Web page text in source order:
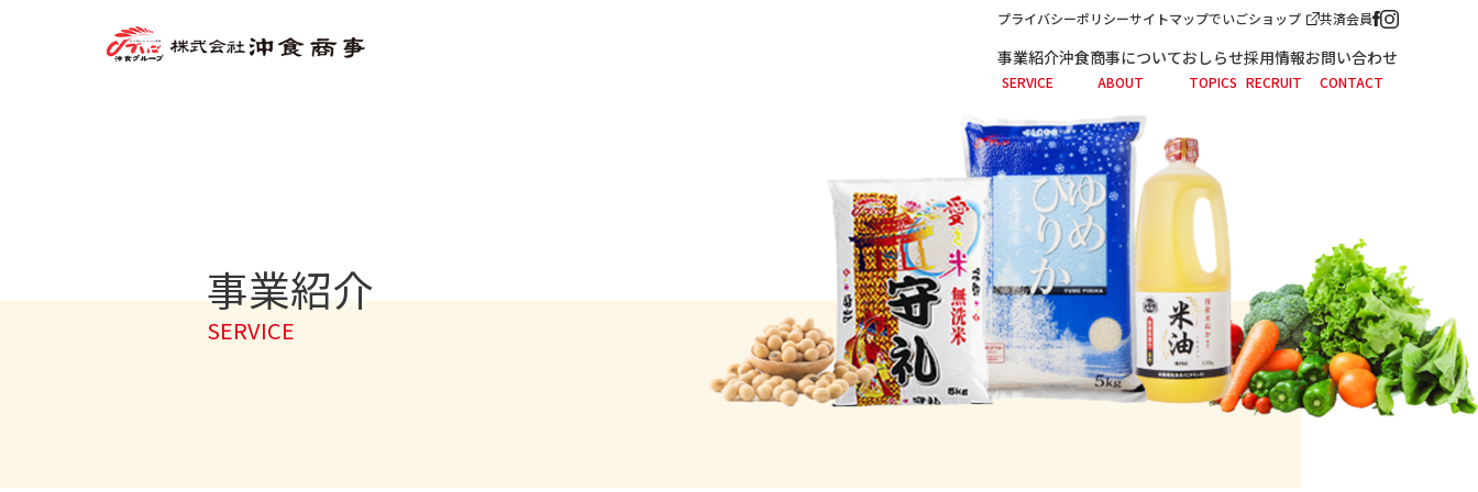
事業紹介
SERVICE
沖食商事について
ABOUT
おしらせ
TOPICS
採用情報
RECRUIT
お問い合わせ
CONTACT
プライバシーポリシーサイトマップでいごショップ 共済会員
事業紹介
SERVICE